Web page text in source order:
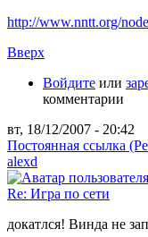
http://www.nntt.org/
Вверх
Войдите или
комментарии
вт, 18/12/2007 - 20:42
Постоянная ссылка
alexd
Re: Игра по сети
докатлся! Винда не